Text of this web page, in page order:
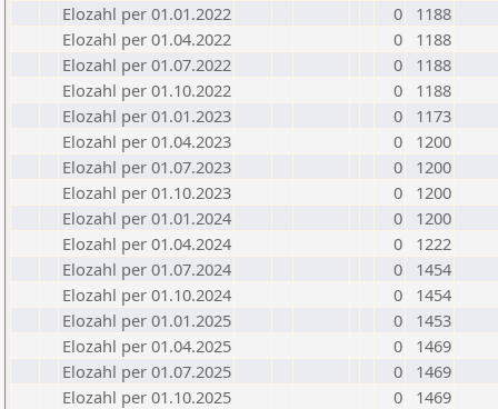
Elozahl per 01.01.2022
0
1188
Elozahl per 01.04.2022
0
1188
Elozahl per 01.07.2022
0
1188
Elozahl per 01.10.2022
0
1188
Elozahl per 01.01.2023
0
1173
Elozahl per 01.04.2023
0
1200
Elozahl per 01.07.2023
0
1200
Elozahl per 01.10.2023
0
1200
Elozahl per 01.01.2024
0
1200
Elozahl per 01.04.2024
0
1222
Elozahl per 01.07.2024
0
1454
Elozahl per 01.10.2024
0
1454
Elozahl per 01.01.2025
0
1453
Elozahl per 01.04.2025
0
1469
Elozahl per 01.07.2025
0
1469
Elozahl per 01.10.2025
0
1469